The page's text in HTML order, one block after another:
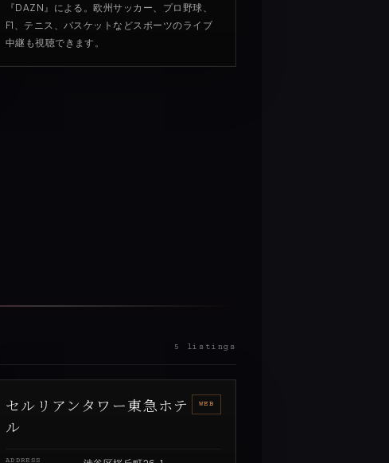
『DAZN』による。欧州サッカー、プロ野球、
F1、テニス、バスケットなどスポーツのライブ
中継も視聴できます。
5 listings
セルリアンタワー東急ホテ
ル
WEB
ADDRESS